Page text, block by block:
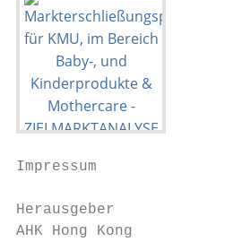
Impressum
Herausgeber
AHK Hong Kong